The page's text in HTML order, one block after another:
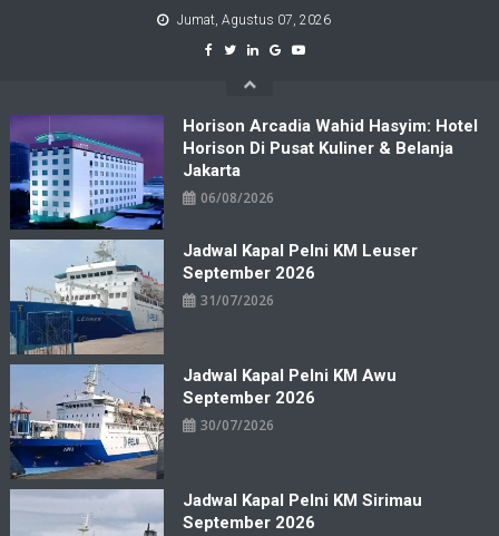
Jumat, Agustus 07, 2026
Horison Arcadia Wahid Hasyim: Hotel
Horison Di Pusat Kuliner & Belanja
Jakarta
06/08/2026
Jadwal Kapal Pelni KM Leuser
September 2026
31/07/2026
Jadwal Kapal Pelni KM Awu
September 2026
30/07/2026
Jadwal Kapal Pelni KM Sirimau
September 2026